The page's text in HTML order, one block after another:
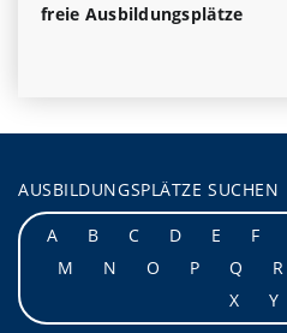
freie Ausbildungsplätze
AUSBILDUNGSPLÄTZE SUCHEN
A
B C D E F
M
N O P Q R
X
Y